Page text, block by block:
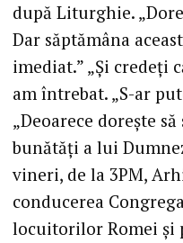
după Liturghie.
Dar săptămâna
imediat.” „Şi credeţi
am întrebat. „S-ar
„Deoarece doreşte
bunătăţi a lui
vineri, de la 3PM,
conducerea
locuitorilor Romei şi